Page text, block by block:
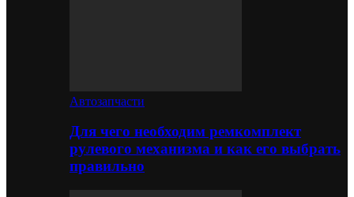
Автозапчасти
Для чего необходим ремкомплект
рулевого механизма и как его выбрать
правильно